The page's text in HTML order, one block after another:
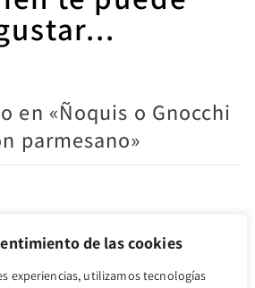
de las cookies
experiencias, utilizamos tecnologías
en «Ñoquis o Gnocchi
parmesano»
las 5:58 pm